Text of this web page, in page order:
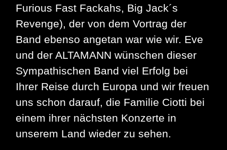
Furious Fast Fackahs, Big Jack´s
Revenge), der von dem Vortrag der
Band ebenso angetan war wie wir. Eve
und der ALTAMANN wünschen dieser
Sympathischen Band viel Erfolg bei
Ihrer Reise durch Europa und wir freuen
uns schon darauf, die Familie Ciotti bei
einem ihrer nächsten Konzerte in
unserem Land wieder zu sehen.